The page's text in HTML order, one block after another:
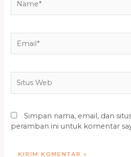
Web
Simpan nama, email, dan
peramban ini untuk komentar